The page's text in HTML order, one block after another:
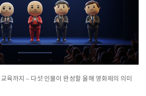
육까지 – 다섯 인물이 완성할 올해 영화제의 의미